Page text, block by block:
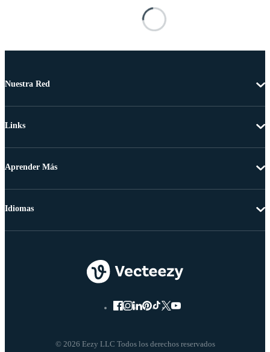
Nuestra Red
Links
Aprender Más
© 2026 Eezy LLC Todos los derechos reservados
Idiomas